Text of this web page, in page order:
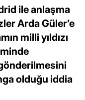
ile anlaşma
Arda Güler’e
milli yıldızı
olduğu iddia